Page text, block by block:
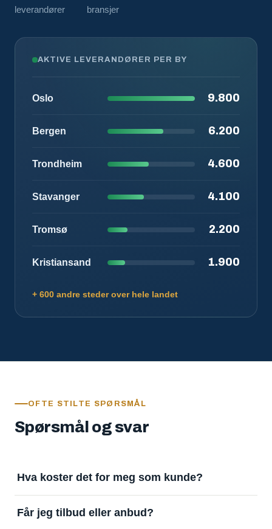
leverandører bransjer
AKTIVE LEVERANDØRER PER BY
Oslo 9.800
Bergen 6.200
Trondheim 4.600
Stavanger 4.100
Tromsø 2.200
Kristiansand 1.900
+ 600 andre steder over hele landet
OFTE STILTE SPØRSMÅL
Spørsmål og svar
Hva koster det for meg som kunde?
å motta svar. Tjenesten finansieres av
Får jeg tilbud eller anbud?